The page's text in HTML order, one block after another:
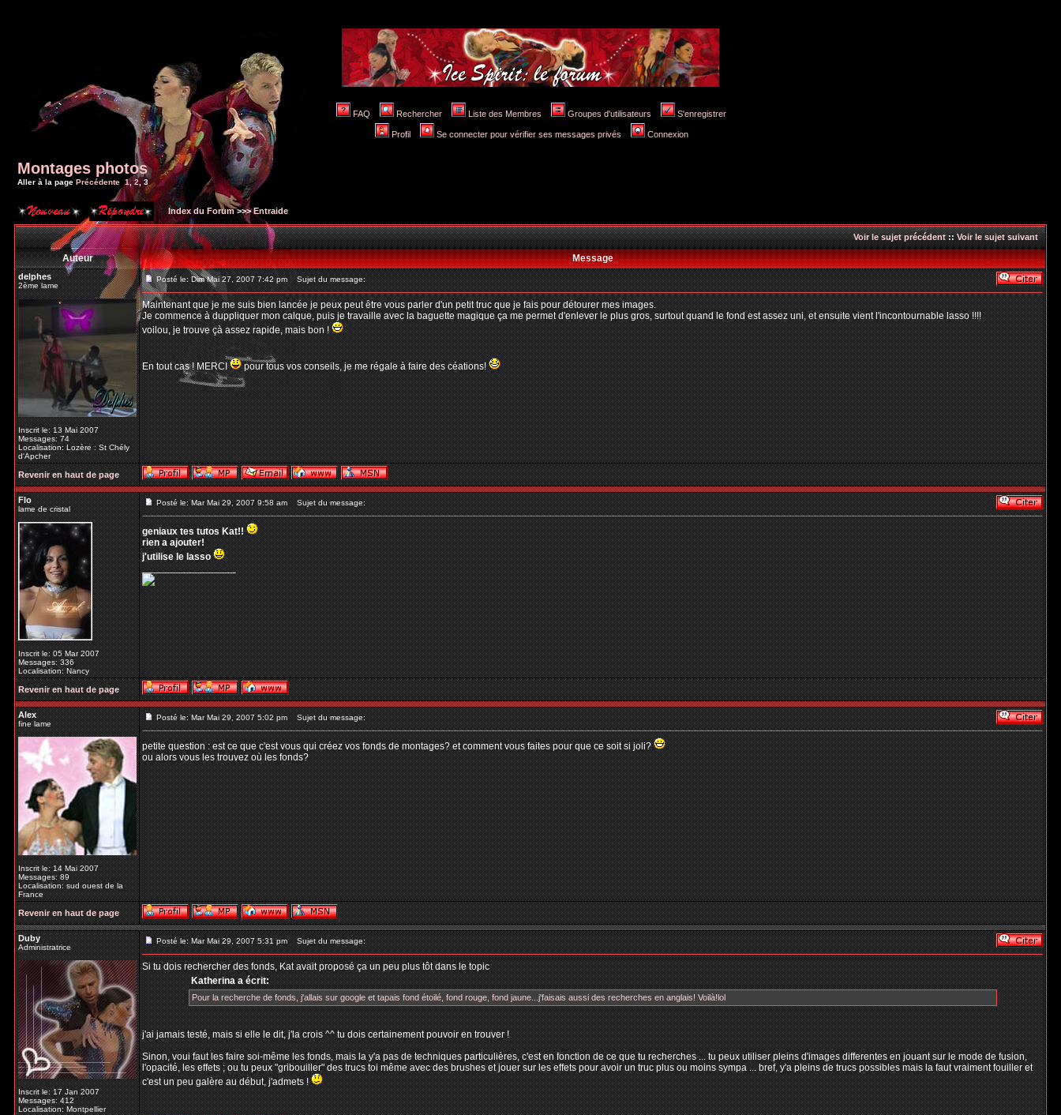
FAQ Rechercher Liste des Membres Groupes d'utilisateurs S'enregistrer
Profil Se connecter pour vérifier ses messages privés Connexion
Montages photos
Aller à la page Précédente 1,2 3
Index du Forum>>>Entraide
Voir le sujet précédent::Voir le sujet suivant
Auteur Message
delphes
2ème lame
Inscrit le: 13 Mai 2007
Messages: 74
Localisation: Lozère : St Chély
d'Apcher
Posté le: Dim Mai 27, 2007 7:42 pm Sujet du message:
Maintenant que je me suis bien lancée je peux peut être vous parler d'un petit truc que je fais pour détourer mes images.
Je commence à duppliquer mon calque, puis je travaille avec la baguette magique ça me permet d'enlever le plus gros, surtout quand le fond est assez uni, et ensuite vient l'incontournable lasso !!!!
voilou, je trouve çà assez rapide, mais bon !
En tout cas ! MERCI pour tous vos conseils, je me régale à faire des céations!
Revenir en haut de page
Flo
lame de cristal
Inscrit le: 05 Mar 2007
Messages: 336
Localisation: Nancy
Posté le: Mar Mai 29, 2007 9:58 am Sujet du message:
geniaux tes tutos Kat!!
rien a ajouter!
j'utilise le lasso
_________________
Revenir en haut de page
Alex
fine lame
Inscrit le: 14 Mai 2007
Messages: 89
Localisation: sud ouest de la
France
Posté le: Mar Mai 29, 2007 5:02 pm Sujet du message:
petite question : est ce que c'est vous qui créez vos fonds de montages? et comment vous faites pour que ce soit si joli?
ou alors vous les trouvez où les fonds?
Revenir en haut de page
Duby
Administratrice
Inscrit le: 17 Jan 2007
Messages: 412
Localisation: Montpellier
Posté le: Mar Mai 29, 2007 5:31 pm Sujet du message:
Si tu dois rechercher des fonds, Kat avait proposé ça un peu plus tôt dans le topic
Katherina a écrit:
Pour la recherche de fonds, j'allais sur google et tapais fond étoilé, fond rouge, fond jaune...j'faisais aussi des recherches en anglais! Voilà!lol
j'ai jamais testé, mais si elle le dit, j'la crois ^^ tu dois certainement pouvoir en trouver !
Sinon, voui faut les faire soi-même les fonds, mais la y'a pas de techniques particulières, c'est en fonction de ce que tu recherches ... tu peux utiliser pleins d'images differentes en jouant sur le mode de fusion,
l'opacité, les effets ; ou tu peux "gribouiller" des trucs toi même avec des brushes et jouer sur les effets pour avoir un truc plus ou moins sympa ... bref, y'a pleins de trucs possibles mais la faut vraiment fouiller et
c'est un peu galère au début, j'admets !